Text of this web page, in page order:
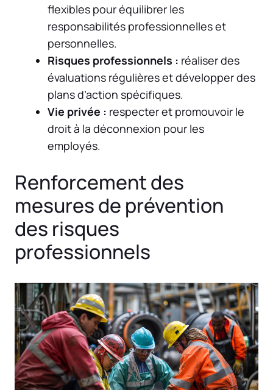
flexibles pour équilibrer les
responsabilités professionnelles et
personnelles.
Risques professionnels : réaliser des
évaluations régulières et développer des
plans d’action spécifiques.
Vie privée : respecter et promouvoir le
droit à la déconnexion pour les
employés.
Renforcement des
mesures de prévention
des risques
professionnels